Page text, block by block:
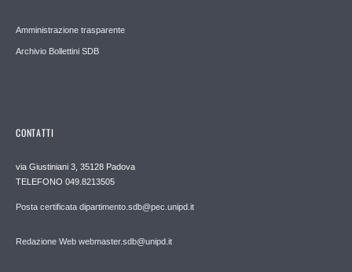
Amministrazione trasparente
Archivio Bollettini SDB
CONTATTI
via Giustiniani 3, 35128 Padova
TELEFONO 049.8213505
Posta certificata dipartimento.sdb@pec.unipd.it
Redazione Web webmaster.sdb@unipd.it